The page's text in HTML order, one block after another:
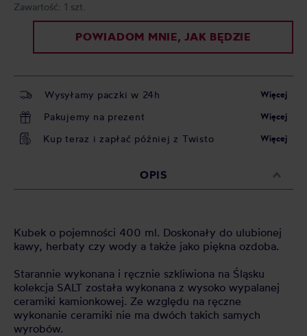
Zawartość: 1 szt.
POWIADOM MNIE, JAK BĘDZIE
Wysyłamy paczki w 24h Więcej
Pakujemy na prezent Więcej
Kup teraz i zapłać później z Twisto Więcej
OPIS
Kubek o pojemności 400 ml. Doskonały do ulubionej
kawy, herbaty czy wody a także jako piękna ozdoba.
Starannie wykonana i ręcznie szkliwiona na Śląsku
kolekcja SALT została wykonana z wysoko wypalanej
ceramiki kamionkowej. Ze względu na ręczne
wykonanie ceramiki nie ma dwóch takich samych
wyrobów.